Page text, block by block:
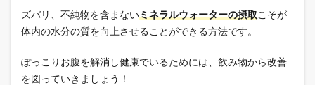
ズバリ、不純物を含まないミネラルウォーターの摂取こそが
体内の水分の質を向上させることができる方法です。
ぽっこりお腹を解消し健康でいるためには、飲み物から改善
を図っていきましょう！